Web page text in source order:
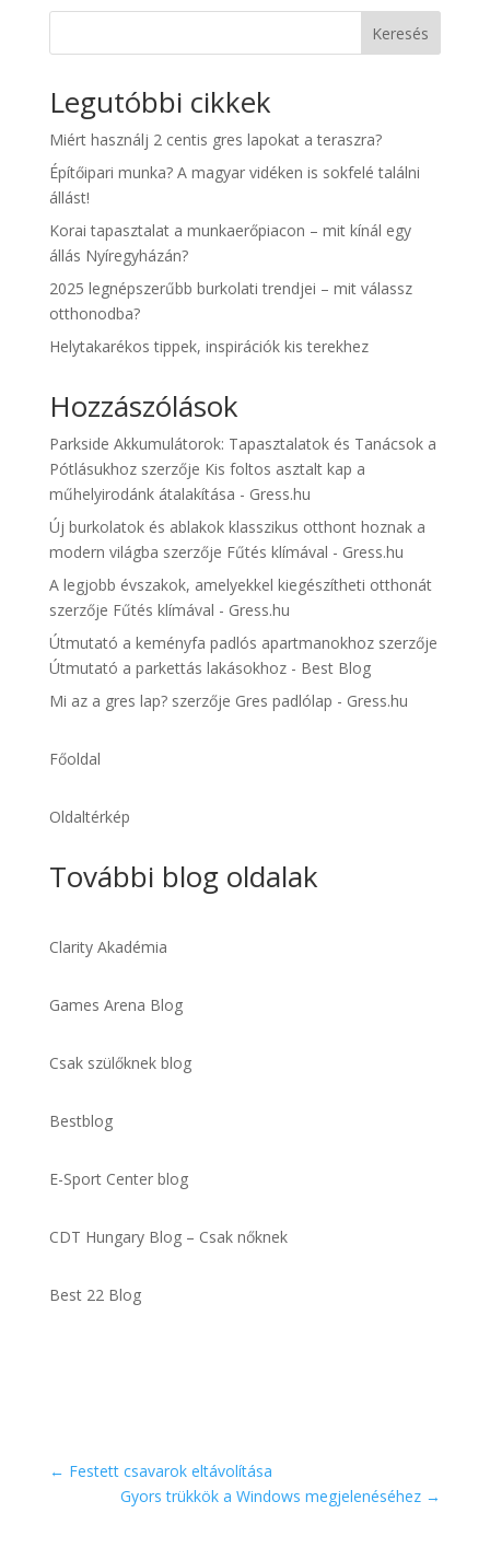
Keresés
Legutóbbi cikkek
Miért használj 2 centis gres lapokat a teraszra?
Építőipari munka? A magyar vidéken is sokfelé találni
állást!
Korai tapasztalat a munkaerőpiacon – mit kínál egy
állás Nyíregyházán?
2025 legnépszerűbb burkolati trendjei – mit válassz
otthonodba?
Helytakarékos tippek, inspirációk kis terekhez
Hozzászólások
Parkside Akkumulátorok: Tapasztalatok és Tanácsok a
Pótlásukhozszerzője Kis foltos asztalt kap a
műhelyirodánk átalakítása - Gress.hu
Új burkolatok és ablakok klasszikus otthont hoznak a
modern világba szerzője Fűtés klímával - Gress.hu
A legjobb évszakok, amelyekkel kiegészítheti otthonát
szerzője Fűtés klímával - Gress.hu
Útmutató a keményfa padlós apartmanokhozszerzője
Útmutató a parkettás lakásokhoz - Best Blog
Mi az a gres lap?szerzője Gres padlólap - Gress.hu
Főoldal
Oldaltérkép
További blog oldalak
Clarity Akadémia
Games Arena Blog
Csak szülőknek blog
Bestblog
E-Sport Center blog
CDT Hungary Blog – Csak nőknek
Best 22 Blog
← Festett csavarok eltávolítása
Gyors trükkök a Windows megjelenéséhez →